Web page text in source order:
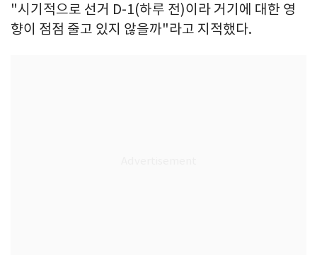
"시기적으로 선거 D-1(하루 전)이라 거기에 대한 영
향이 점점 줄고 있지 않을까"라고 지적했다.